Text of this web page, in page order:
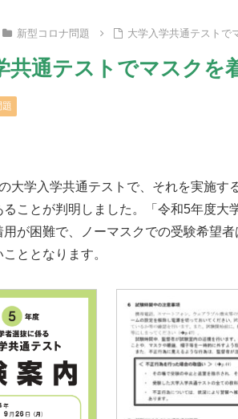
新型コロナ問題 大学入学共通テストで
共通テストでマスクを
題
大学入学共通テストで、それを実施す
ることが判明しました。「令和5年度
用が困難で、ノーマスクでの受験希望
ととなります。